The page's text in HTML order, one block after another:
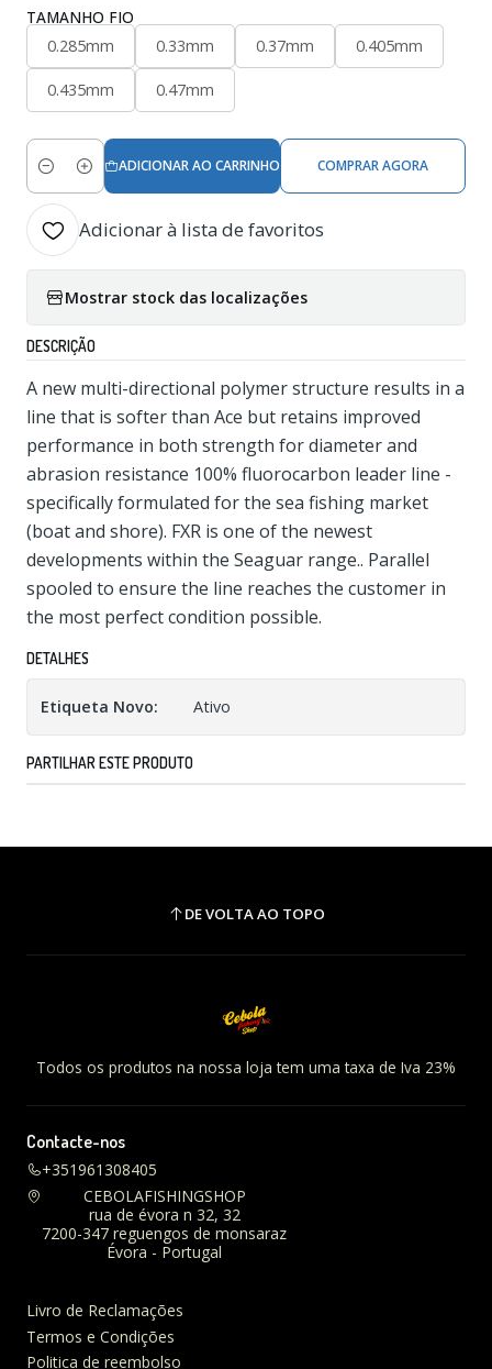
TAMANHO FIO
0.285mm
0.33mm 0.37mm 0.405mm
0.435mm 0.47mm
Quantidade
ADICIONAR AO CARRINHO COMPRAR AGORA
Adicionar à lista de favoritos
Mostrar stock das localizações
DESCRIÇÃO
A new multi-directional polymer structure results in a
line that is softer than Ace but retains improved
performance in both strength for diameter and
abrasion resistance 100% fluorocarbon leader line -
specifically formulated for the sea fishing market
(boat and shore). FXR is one of the newest
developments within the Seaguar range.. Parallel
spooled to ensure the line reaches the customer in
the most perfect condition possible.
DETALHES
Etiqueta Novo: Ativo
PARTILHAR ESTE PRODUTO
DE VOLTA AO TOPO
Todos os produtos na nossa loja tem uma taxa de Iva 23%
Contacte-nos
+351961308405
CEBOLAFISHINGSHOP
rua de évora n 32, 32
7200-347 reguengos de monsaraz
Évora - Portugal
Livro de Reclamações
Termos e Condições
Politica de reembolso